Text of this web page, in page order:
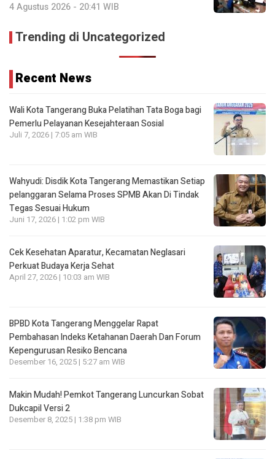
4 Agustus 2026 - 20:41 WIB
Trending di Uncategorized
Recent News
Wali Kota Tangerang Buka Pelatihan Tata Boga bagi
Pemerlu Pelayanan Kesejahteraan Sosial
Juli 7, 2026 | 7:05 am WIB
Wahyudi: Disdik Kota Tangerang Memastikan Setiap
pelanggaran Selama Proses SPMB Akan Di Tindak
Tegas Sesuai Hukum
Juni 17, 2026 | 1:02 pm WIB
Cek Kesehatan Aparatur, Kecamatan Neglasari
Perkuat Budaya Kerja Sehat
April 27, 2026 | 10:03 am WIB
BPBD Kota Tangerang Menggelar Rapat
Pembahasan lndeks Ketahanan Daerah Dan Forum
Kepengurusan Resiko Bencana
Desember 16, 2025 | 5:27 am WIB
Makin Mudah! Pemkot Tangerang Luncurkan Sobat
Dukcapil Versi 2
Desember 8, 2025 | 1:38 pm WIB